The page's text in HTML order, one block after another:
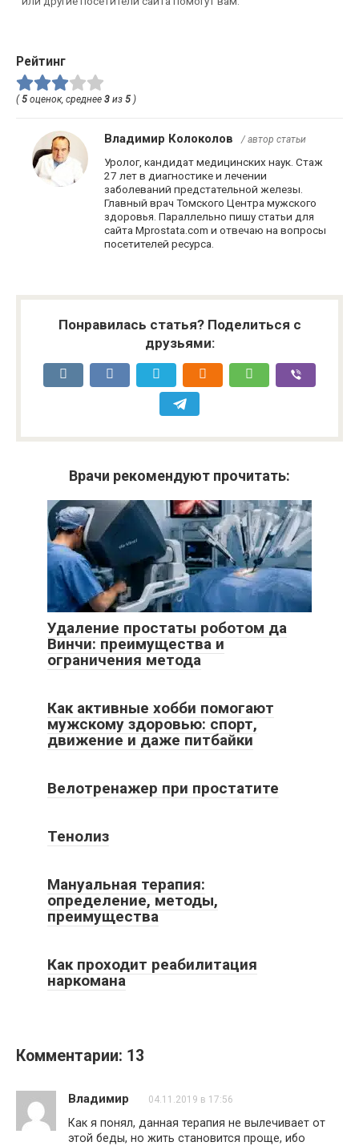
Рейтинг
( 5 оценок, среднее 3 из 5 )
Владимир Колоколов / автор статьи
Уролог, кандидат медицинских наук. Стаж
27 лет в диагностике и лечении
заболеваний предстательной железы.
Главный врач Томского Центра мужского
здоровья. Параллельно пишу статьи для
сайта Mprostata.com и отвечаю на вопросы
посетителей ресурса.
Понравилась статья? Поделиться с
друзьями:
Врачи рекомендуют прочитать:
Удаление простаты роботом да
Винчи: преимущества и
ограничения метода
Как активные хобби помогают
мужскому здоровью: спорт,
движение и даже питбайки
Велотренажер при простатите
Тенолиз
Мануальная терапия:
определение, методы,
преимущества
Как проходит реабилитация
наркомана
Комментарии: 13
Владимир 04.11.2019 в 17:56
Как я понял, данная терапия не вылечивает от
этой беды, но жить становится проще, ибо